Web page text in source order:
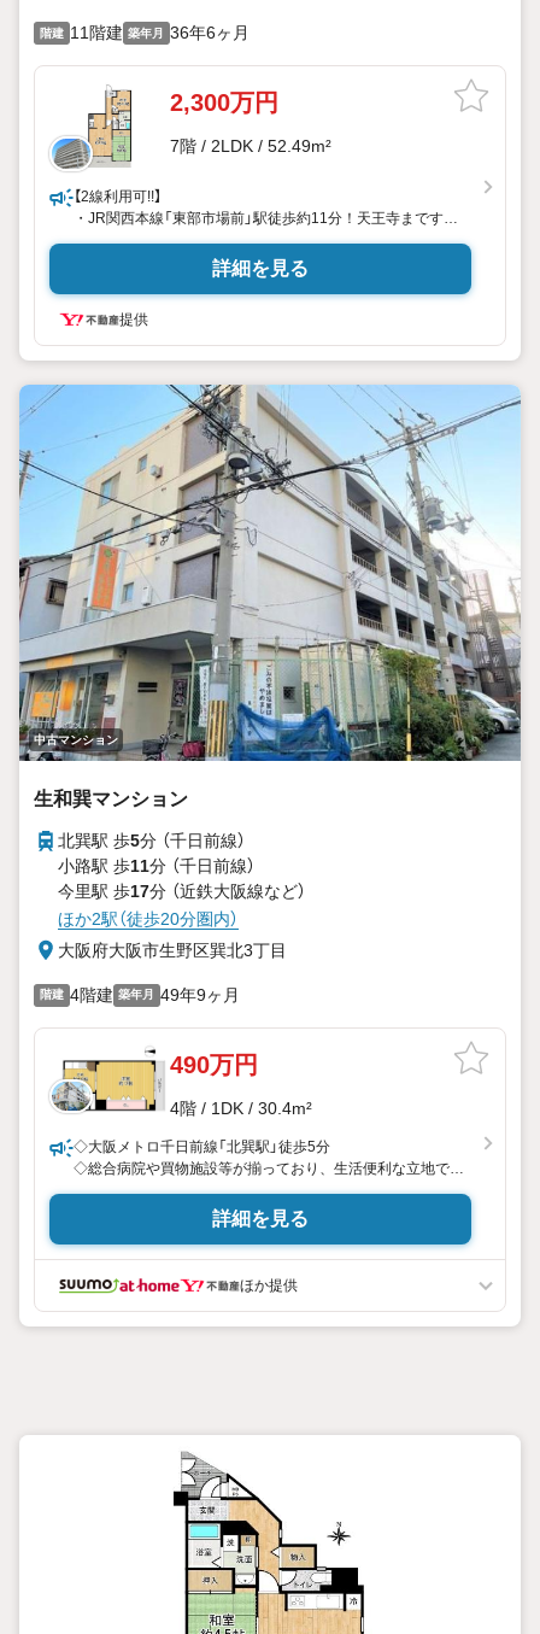
階建 11階建 築年月 36年6ヶ月
2,300万円
7階 / 2LDK / 52.49m²
【2線利用可!!】
・JR関西本線「東部市場前」駅徒歩約11分！天王寺まですぐ
です
・スーパー徒歩約5分圏内！小学校中学校も徒歩約5分圏内で
【ハウスドゥ玉造駅前なら】
・内覧希望の方はお気軽に弊社までお問合せ下さい！
・弊社ではまずお客様に合った資金計画をしっかりとご説明
致します。
・現在ご内覧を迷われている物件がございましたら、まとめ
て案内ツアーを組ませて頂きます
詳細を見る
提供
中古マンション
生和巽マンション
北巽駅 歩5分 （千日前線）
小路駅 歩11分 （千日前線）
今里駅 歩17分 （近鉄大阪線など）
ほか2駅（徒歩20分圏内）
大阪府大阪市生野区巽北3丁目
階建 4階建 築年月 49年9ヶ月
490万円
4階 / 1DK / 30.4m²
◇大阪メトロ千日前線「北巽駅」徒歩5分
◇総合病院や買物施設等が揃っており、生活便利な立地で
す！
◇居住用、収益用にもオススメです
■物件のおすすめポイント
・最寄駅まで徒歩約5分の通勤・通学に便利な駅近マンショ
ン
・コンビニが徒歩約1分の距離にありちょっとした買い物に
・ライフ巽店:約550m（徒歩8分）
・ローソン巽北三丁目店:約98m（徒歩1分）
・ドラッグアカカベ生野小路店:約700m（徒歩10分）
・生野北巽郵便局:約170m（徒歩2分） 等
詳細を見る
ほか提供